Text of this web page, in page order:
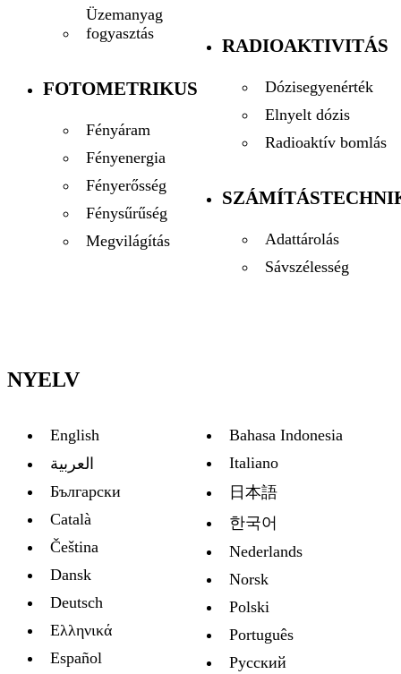
Üzemanyag
fogyasztás
FOTOMETRIKUS
Fényáram
Fényenergia
Fényerősség
Fénysűrűség
Megvilágítás
RADIOAKTIVITÁS
Dózisegyenérték
Elnyelt dózis
Radioaktív bomlás
Adattárolás
Sávszélesség
NYELV
English
العربية
Български
Català
Čeština
Dansk
Deutsch
Ελληνικά
Español
Bahasa Indonesia
Italiano
日本語
한국어
Nederlands
Norsk
Polski
Português
Русский